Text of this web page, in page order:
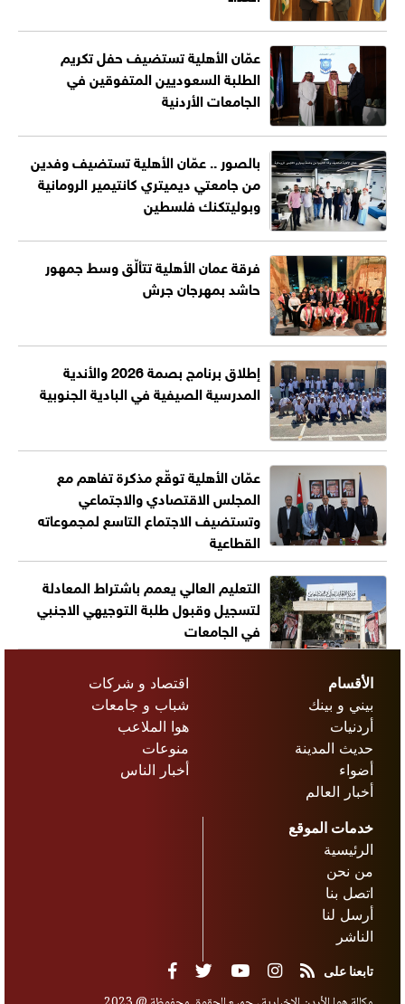
عمّان الأهلية تستضيف حفل تكريم
الطلبة السعوديين المتفوقين في
الجامعات الأردنية
بالصور .. عمّان الأهلية تستضيف وفدين
من جامعتي ديميتري كانتيمير الرومانية
وبوليتكنك فلسطين
فرقة عمان الأهلية تتألّق وسط جمهور
حاشد بمهرجان جرش
إطلاق برنامج بصمة 2026 والأندية
المدرسية الصيفية في البادية الجنوبية
عمّان الأهلية توقّع مذكرة تفاهم مع
المجلس الاقتصادي والاجتماعي
وتستضيف الاجتماع التاسع لمجموعاته
القطاعية
التعليم العالي يعمم باشتراط المعادلة
لتسجيل وقبول طلبة التوجيهي الاجنبي
في الجامعات
الأقسام
بيني و بينك
أردنيات
حديث المدينة
أضواء
أخبار العالم
اقتصاد و شركات
شباب و جامعات
هوا الملاعب
منوعات
أخبار الناس
خدمات الموقع
الرئيسية
من نحن
اتصل بنا
أرسل لنا
الناشر
تابعنا على